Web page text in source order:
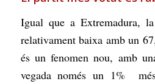
Igual que a Extremadura,
relativament baixa amb un
és un fenomen nou, amb
vegada només un 1%